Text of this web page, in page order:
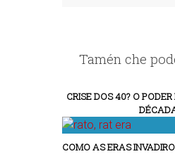
Tamén che
CRISE DOS 40? O
COMO AS ERAS